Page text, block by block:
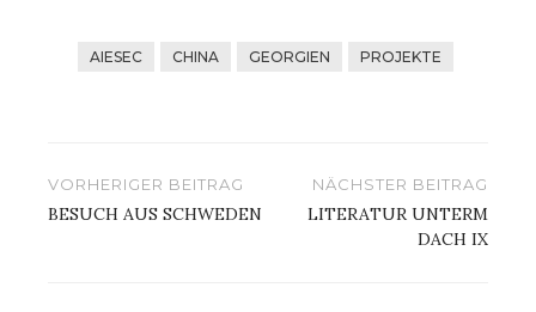
AIESEC CHINA GEORGIEN PROJEKTE
Beitragsnavigation
VORHERIGER BEITRAG
BESUCH AUS SCHWEDEN
NÄCHSTER BEITRAG
LITERATUR UNTERM
DACH IX